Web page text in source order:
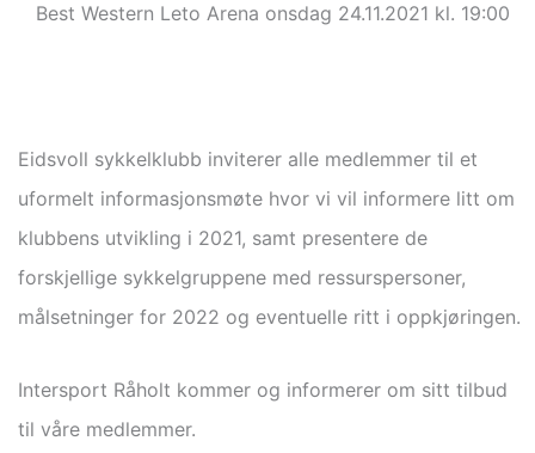
Best Western Leto Arena onsdag 24.11.2021 kl. 19:00
Eidsvoll sykkelklubb inviterer alle medlemmer til et
uformelt informasjonsmøte hvor vi vil informere litt om
klubbens utvikling i 2021, samt presentere de
forskjellige sykkelgruppene med ressurspersoner,
målsetninger for 2022 og eventuelle ritt i oppkjøringen.
Intersport Råholt kommer og informerer om sitt tilbud
til våre medlemmer.